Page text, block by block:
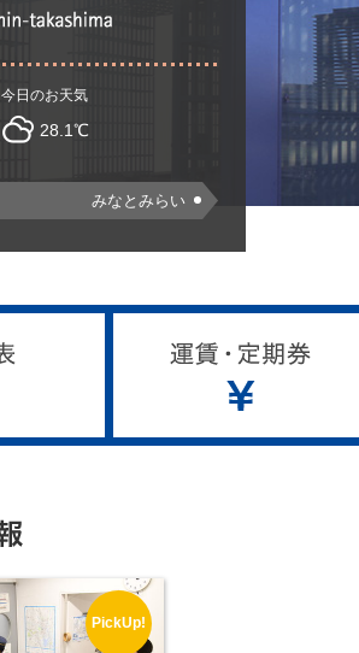
今日のお天気
28.1℃
みなとみらい
PickUp!